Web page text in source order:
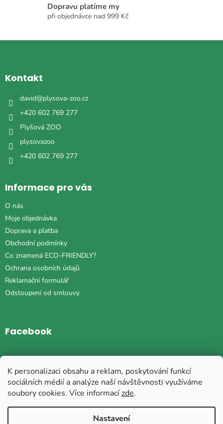
K personalizaci obsahu a reklam, poskytování funkcí
sociálních médií a analýze naší návštěvnosti využíváme
soubory cookies. Více informacízde.
Nastavení
Dopravu platíme my
při objednávce nad 999 Kč
Z
aKontakt
david@plysova-zoo.cz
+420 602 769 277
Plyšová ZOO
plysovazoo
+420 602 769 277
Informace pro vás
O nás
Moje objednávka
Doprava a platba
Obchodní podmínky
Co znamená ECO-FRIENDLY?
Ochrana osobních údajů
Reklamační formulář
Odstoupení od smlouvy
Facebook
Instagram